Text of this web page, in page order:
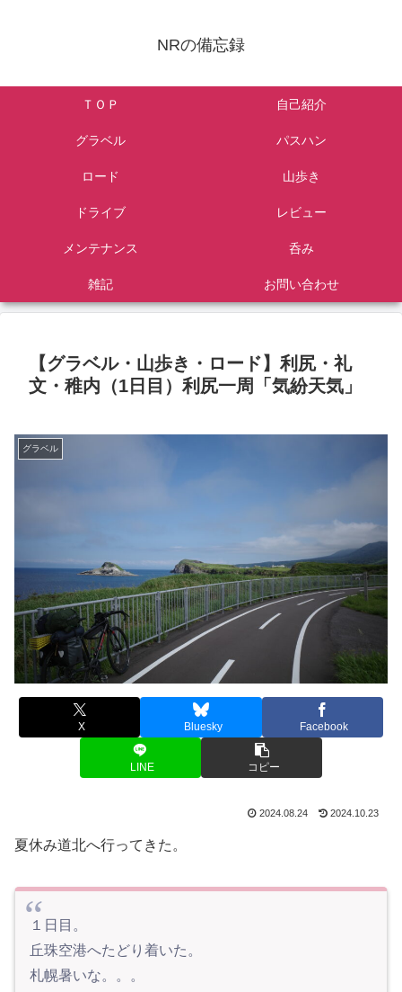
NRの備忘録
ＴＯＰ 自己紹介
グラベル パスハン
ロード 山歩き
ドライブ レビュー
メンテナンス 呑み
雑記 お問い合わせ
【グラベル・山歩き・ロード】利尻・礼
文・稚内（1日目）利尻一周「気紛天気」
グラベル
X Bluesky Facebook
LINE コピー
2024.08.24 2024.10.23
夏休み道北へ行ってきた。
１日目。
丘珠空港へたどり着いた。
札幌暑いな。。。